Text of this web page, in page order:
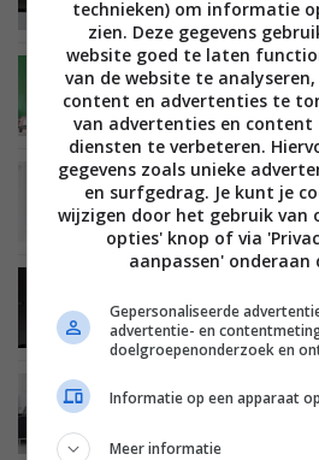
receivers
AUDIO 29 FEBRUARI 2020
Review: Arcam AVR20
waar nodig
AUDIO 26 DECEMBER 2019
De beste av-receivers
Arcam lanceert drie
AVR20 en AVR30
AUDIO
technieken) om informatie
zien. Deze gegevens
website goed te laten
van de website te
content en advertenties te
van advertenties en content
diensten te verbeteren.
gegevens zoals unieke
en surfgedrag. Je kunt je
wijzigen door het gebruik van
opties' knop of via
aanpassen' onderaan
Gepersonaliseerde
advertentie- en
doelgroepenonderzoek en
Informatie op een apparaat
Meer informatie